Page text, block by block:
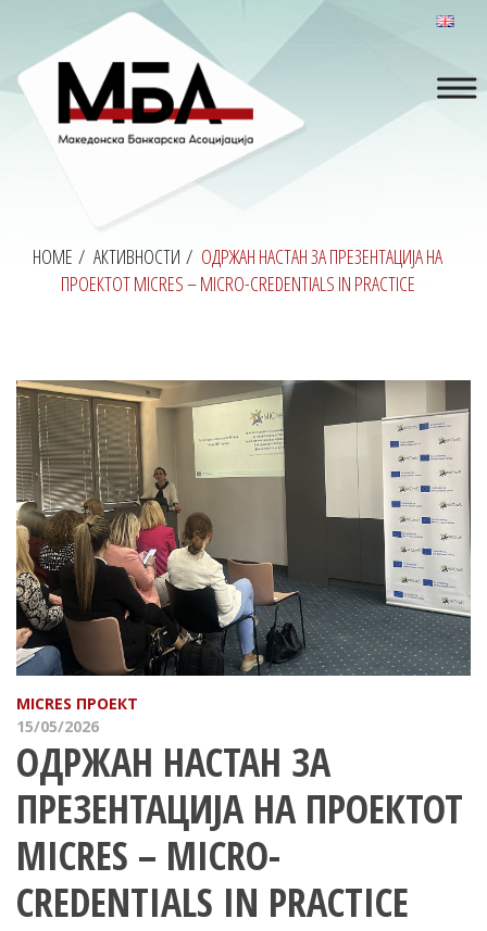
HOME / АКТИВНОСТИ / OДРЖАН НАСТАН ЗА ПРЕЗЕНТАЦИЈА НА
ПРОЕКТОТ MICRES – MICRO-CREDENTIALS IN PRACTICE
MICRES ПРОЕКТ
15/05/2026
OДРЖАН НАСТАН ЗА
ПРЕЗЕНТАЦИЈА НА ПРОЕКТОТ
MICRES – MICRO-
CREDENTIALS IN PRACTICE